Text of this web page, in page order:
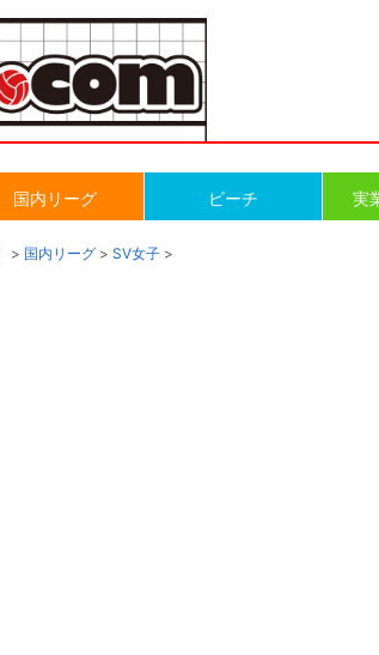
国内リーグ ビーチ 実
> 国内リーグ > SV女子 >